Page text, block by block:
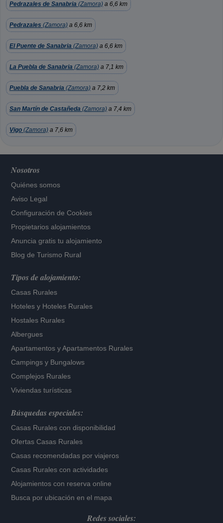
Pedrazales de Sanabria (Zamora) a 6,6 km
Pedrazales (Zamora) a 6,6 km
El Puente de Sanabria (Zamora) a 6,6 km
La Puebla de Sanabria (Zamora) a 7,1 km
Puebla de Sanabria (Zamora) a 7,2 km
San Martín de Castañeda (Zamora) a 7,4 km
Vigo (Zamora) a 7,6 km
Nosotros
Quiénes somos
Aviso Legal
Configuración de Cookies
Propietarios alojamientos
Anuncia gratis tu alojamiento
Blog de Turismo Rural
Tipos de alojamiento:
Casas Rurales
Hoteles y Hoteles Rurales
Hostales Rurales
Albergues
Apartamentos yApartamentos Rurales
Campings y Bungalows
Complejos Rurales
Viviendas turísticas
Búsquedas especiales:
Casas Rurales con disponibilidad
Ofertas Casas Rurales
Casas recomendadas por viajeros
Casas Rurales con actividades
Alojamientos con reserva online
Busca por ubicación en el mapa
Redes sociales: